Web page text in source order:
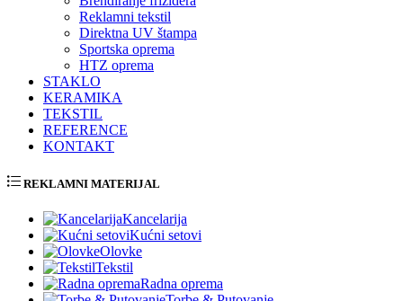
Reklamni tekstil
Direktna UV štampa
Sportska oprema
HTZ oprema
STAKLO
KERAMIKA
TEKSTIL
REFERENCE
KONTAKT
REKLAMNI MATERIJAL
Kancelarija
Kućni setovi
Olovke
Tekstil
Radna oprema